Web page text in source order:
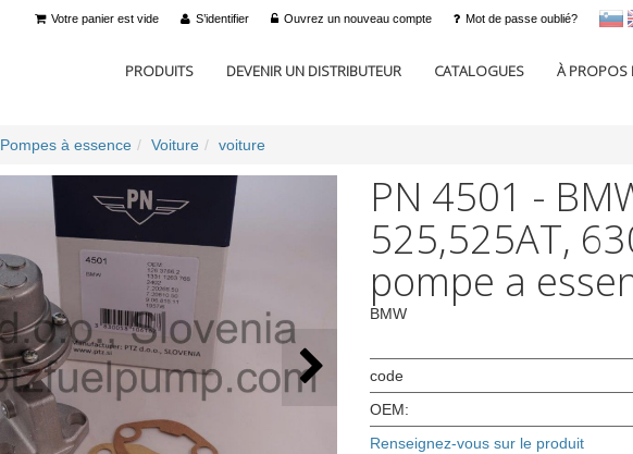
sl en francoščina
S’identifier Ouvrez un nouveau compte Mot de passe oublié?
Votre panier est vide
PRODUITS DEVENIR UN DISTRIBUTEUR CATALOGUES À PROPOS
Pompes à essence Voiture voiture
PN 4501 -
525,525AT,
pompe a
BMW
code
OEM:
Renseignez-vous sur le produit